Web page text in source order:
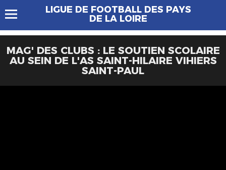
LIGUE DE FOOTBALL DES PAYS
DE LA LOIRE
MAG' DES CLUBS : LE SOUTIEN SCOLAIRE
AU SEIN DE L'AS SAINT-HILAIRE VIHIERS
SAINT-PAUL